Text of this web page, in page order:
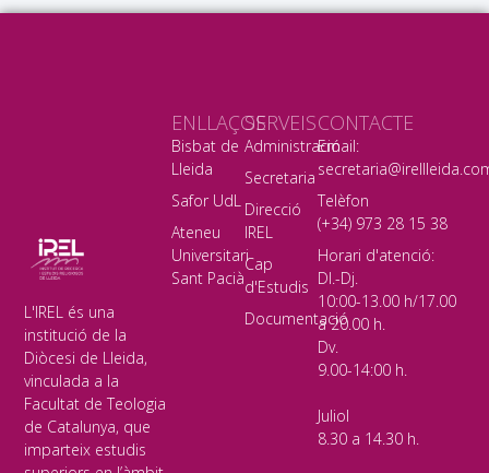
L'IREL és una
institució de la
Diòcesi de Lleida,
vinculada a la
Facultat de Teologia
de Catalunya, que
imparteix estudis
SERVEIS
Administració
Secretaria
Direcció
IREL
Cap
d'Estudis
Documentació
ENLLAÇOS
Bisbat de
Lleida
Safor UdL
Ateneu
Universitari
Sant Pacià
CONTACTE
Email:
Telèfon
(+34) 973 28 15 38
Horari d'atenció:
Dl.-Dj.
10:00-13.00 h/17.00
a 20.00 h.
Dv.
9.00-14:00 h.
Juliol
8.30 a 14.30 h.